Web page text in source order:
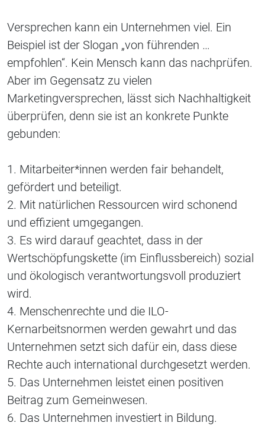
Versprechen kann ein Unternehmen viel. Ein
Beispiel ist der Slogan „von führenden …
empfohlen“. Kein Mensch kann das nachprüfen.
Aber im Gegensatz zu vielen
Marketingversprechen, lässt sich Nachhaltigkeit
überprüfen, denn sie ist an konkrete Punkte
gebunden:
1. Mitarbeiter*innen werden fair behandelt,
gefördert und beteiligt.
2. Mit natürlichen Ressourcen wird schonend
und effizient umgegangen.
3. Es wird darauf geachtet, dass in der
Wertschöpfungskette (im Einflussbereich) sozial
und ökologisch verantwortungsvoll produziert
wird.
4. Menschenrechte und die ILO-
Kernarbeitsnormen werden gewahrt und das
Unternehmen setzt sich dafür ein, dass diese
Rechte auch international durchgesetzt werden.
5. Das Unternehmen leistet einen positiven
Beitrag zum Gemeinwesen.
6. Das Unternehmen investiert in Bildung.